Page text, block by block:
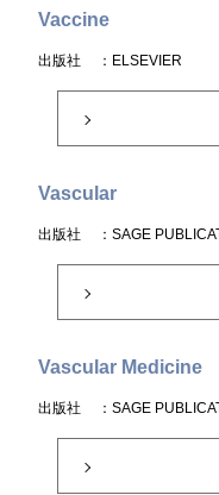
Vaccine
出版社 ：ELSEVIER
Vascular
出版社 ：SAGE
Vascular Medicine
出版社 ：SAGE